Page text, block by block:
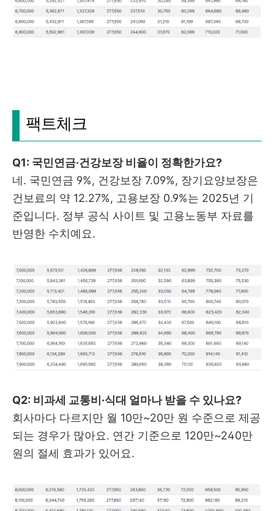
팩트체크
Q1: 국민연금·건강보장 비율이 정확한가요?
네. 국민연금 9%, 건강보장 7.09%, 장기요양보장은
건보료의 약 12.27%, 고용보장 0.9%는 2025년 기
준입니다. 정부 공식 사이트 및 고용노동부 자료를
반영한 수치예요.
Q2: 비과세 교통비·식대 얼마나 받을 수 있나요?
회사마다 다르지만 월 10만~20만 원 수준으로 제공
되는 경우가 많아요. 연간 기준으로 120만~240만
원의 절세 효과가 있어요.